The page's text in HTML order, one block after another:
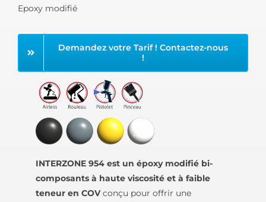
Epoxy modifié
Demandez votre Tarif ! Contactez-nous
!
INTERZONE 954 est un époxy modifié bi-
composants à haute viscosité et à faible
teneur en COVconçu pour offrir une